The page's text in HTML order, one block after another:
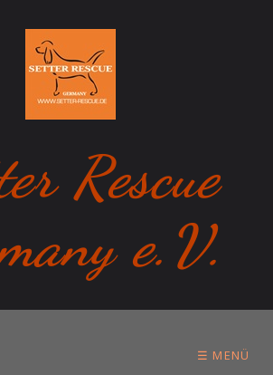
Rescue
e.V.
☰ MENÜ